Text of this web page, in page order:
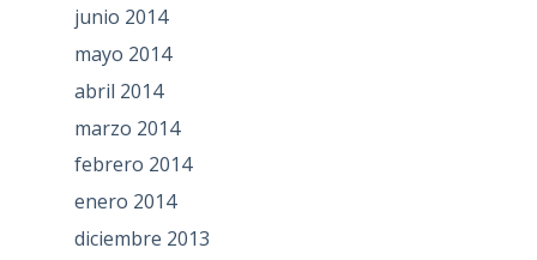
junio 2014
mayo 2014
abril 2014
marzo 2014
febrero 2014
enero 2014
diciembre 2013